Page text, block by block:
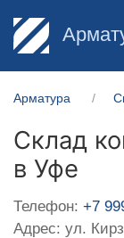
Арматура
Склад
в Уфе
Телефон: +7
Адрес: ул.